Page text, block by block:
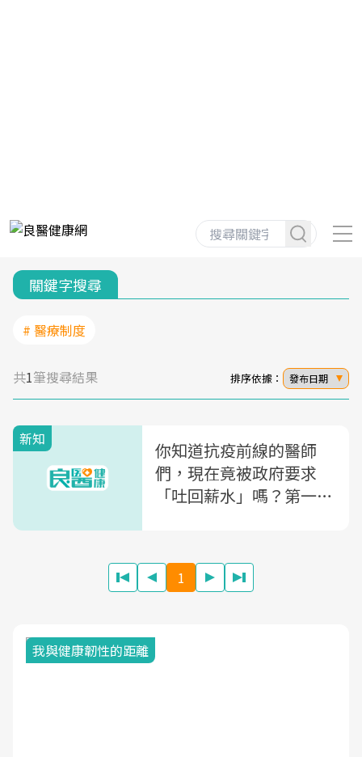
關鍵字搜尋
# 醫療制度
共1筆搜尋結果 排序依據： 發布日期
新知
你知道抗疫前線的醫師
們，現在竟被政府要求
「吐回薪水」嗎？第一現
1
我與健康韌性的距離